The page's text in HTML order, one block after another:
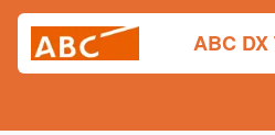
ABC